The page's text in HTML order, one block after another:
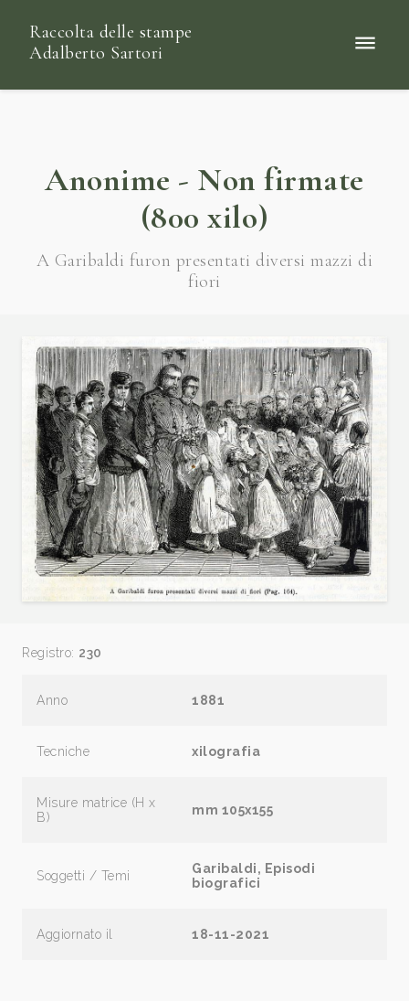
Raccolta delle stampe
Adalberto Sartori
Anonime - Non firmate
(800 xilo)
A Garibaldi furon presentati diversi mazzi di
fiori
Registro: 230
Anno 1881
Tecniche xilografia
Misure matrice (H x
B)
mm 105x155
Soggetti / Temi
Garibaldi, Episodi
biografici
Aggiornato il 18-11-2021